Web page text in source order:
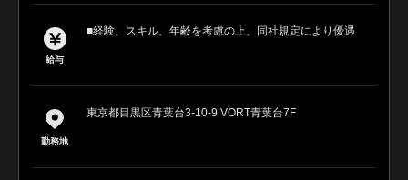
給与
■経験、スキル、年齢を考慮の上、同社規定により優遇
勤務地
東京都目黒区青葉台3-10-9 VORT青葉台7F